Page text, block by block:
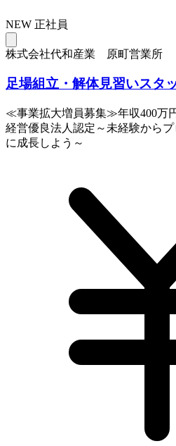
NEW 正社員
株式会社代和産業 原町営業所
足場組立・解体見習いスタ
≪事業拡大増員募集≫年収400万
経営優良法人認定～未経験から
に成長しよう～